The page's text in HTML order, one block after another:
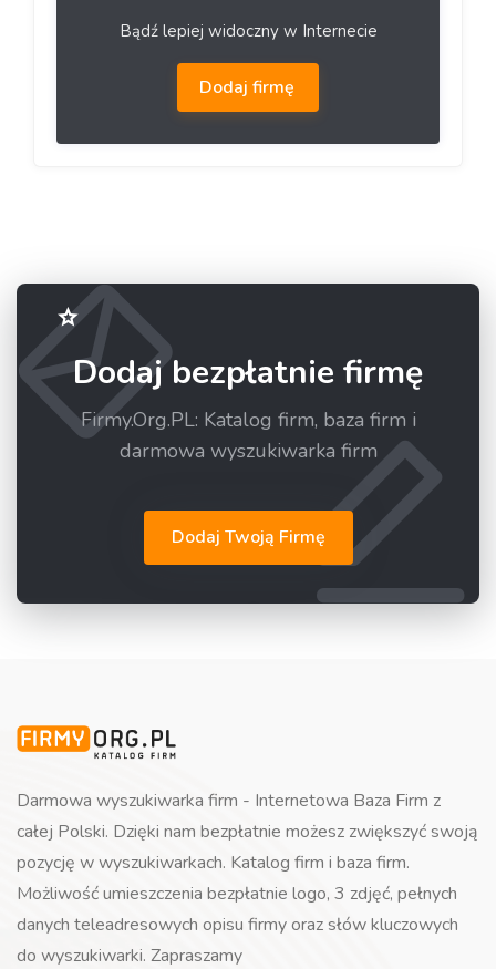
Bądź lepiej widoczny w Internecie
Dodaj firmę
Dodaj bezpłatnie firmę
Firmy.Org.PL: Katalog firm, baza firm i
darmowa wyszukiwarka firm
Dodaj Twoją Firmę
Darmowa wyszukiwarka firm - Internetowa Baza Firm z
całej Polski. Dzięki nam bezpłatnie możesz zwiększyć swoją
pozycję w wyszukiwarkach. Katalog firm i baza firm.
Możliwość umieszczenia bezpłatnie logo, 3 zdjęć, pełnych
danych teleadresowych opisu firmy oraz słów kluczowych
do wyszukiwarki. Zapraszamy